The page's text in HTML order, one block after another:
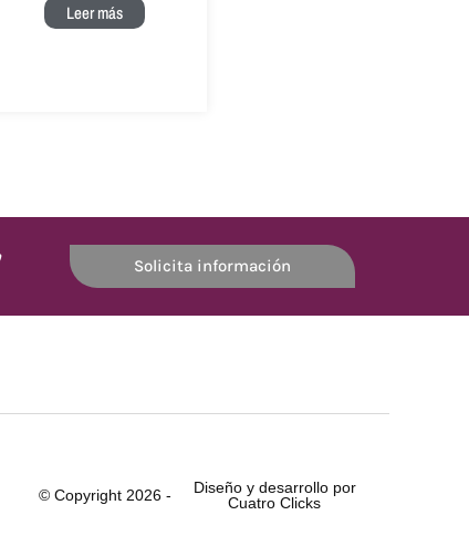
Leer más
Solicita información
© Copyright 2026 -
Diseño y desarrollo por
Cuatro Clicks